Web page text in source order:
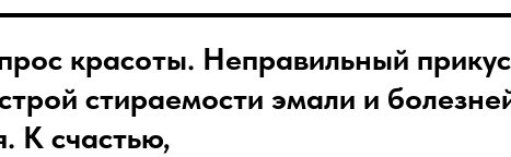
красоты. Неправильный
стираемости эмали и
К счастью,